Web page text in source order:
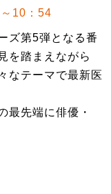
10：54
ズ第5弾となる番
を踏まえながら
なテーマで最新医
最先端に俳優・